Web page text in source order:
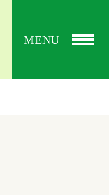
MENU